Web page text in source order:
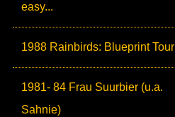
easy...
1988 Rainbirds: Blueprint Tour
1981- 84 Frau Suurbier (u.a.
Sahnie)